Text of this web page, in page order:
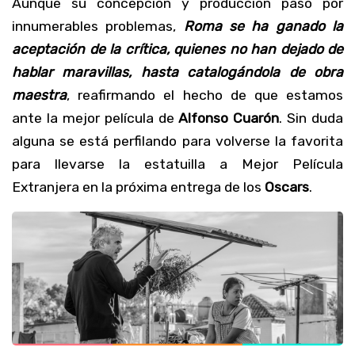
Aunque su concepción y producción pasó por
innumerables problemas, Roma se ha ganado la
aceptación de la crítica, quienes no han dejado de
hablar maravillas, hasta catalogándola de obra
maestra, reafirmando el hecho de que estamos
ante la mejor película deAlfonso Cuarón. Sin duda
alguna se está perfilando para volverse la favorita
para llevarse la estatuilla a Mejor Película
Extranjera en la próxima entrega de los Oscars.